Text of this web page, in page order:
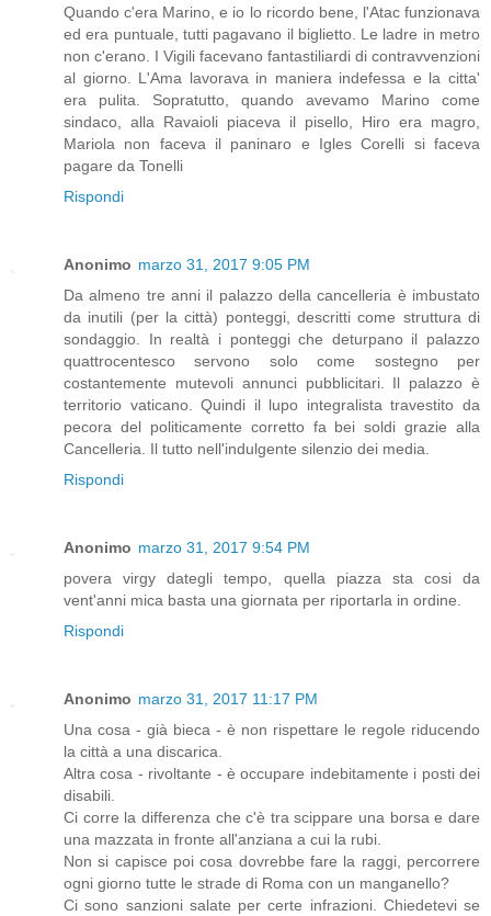
Quando c'era Marino, e io lo ricordo bene, l'Atac funzionava
ed era puntuale, tutti pagavano il biglietto. Le ladre in metro
non c'erano. I Vigili facevano fantastiliardi di contravvenzioni
al giorno. L'Ama lavorava in maniera indefessa e la citta'
era pulita. Sopratutto, quando avevamo Marino come
sindaco, alla Ravaioli piaceva il pisello, Hiro era magro,
Mariola non faceva il paninaro e Igles Corelli si faceva
pagare da Tonelli
Rispondi
Anonimo marzo 31, 2017 9:05 PM
Da almeno tre anni il palazzo della cancelleria è imbustato
da inutili (per la città) ponteggi, descritti come struttura di
sondaggio. In realtà i ponteggi che deturpano il palazzo
quattrocentesco servono solo come sostegno per
costantemente mutevoli annunci pubblicitari. Il palazzo è
territorio vaticano. Quindi il lupo integralista travestito da
pecora del politicamente corretto fa bei soldi grazie alla
Cancelleria. Il tutto nell'indulgente silenzio dei media.
Rispondi
Anonimo marzo 31, 2017 9:54 PM
povera virgy dategli tempo, quella piazza sta cosi da
vent'anni mica basta una giornata per riportarla in ordine.
Rispondi
Anonimo marzo 31, 2017 11:17 PM
Una cosa - già bieca - è non rispettare le regole riducendo
la città a una discarica.
Altra cosa - rivoltante - è occupare indebitamente i posti dei
disabili.
Ci corre la differenza che c'è tra scippare una borsa e dare
una mazzata in fronte all'anziana a cui la rubi.
Non si capisce poi cosa dovrebbe fare la raggi, percorrere
ogni giorno tutte le strade di Roma con un manganello?
Ci sono sanzioni salate per certe infrazioni. Chiedetevi se